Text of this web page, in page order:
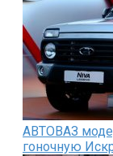
АВТОВАЗ
гоночную